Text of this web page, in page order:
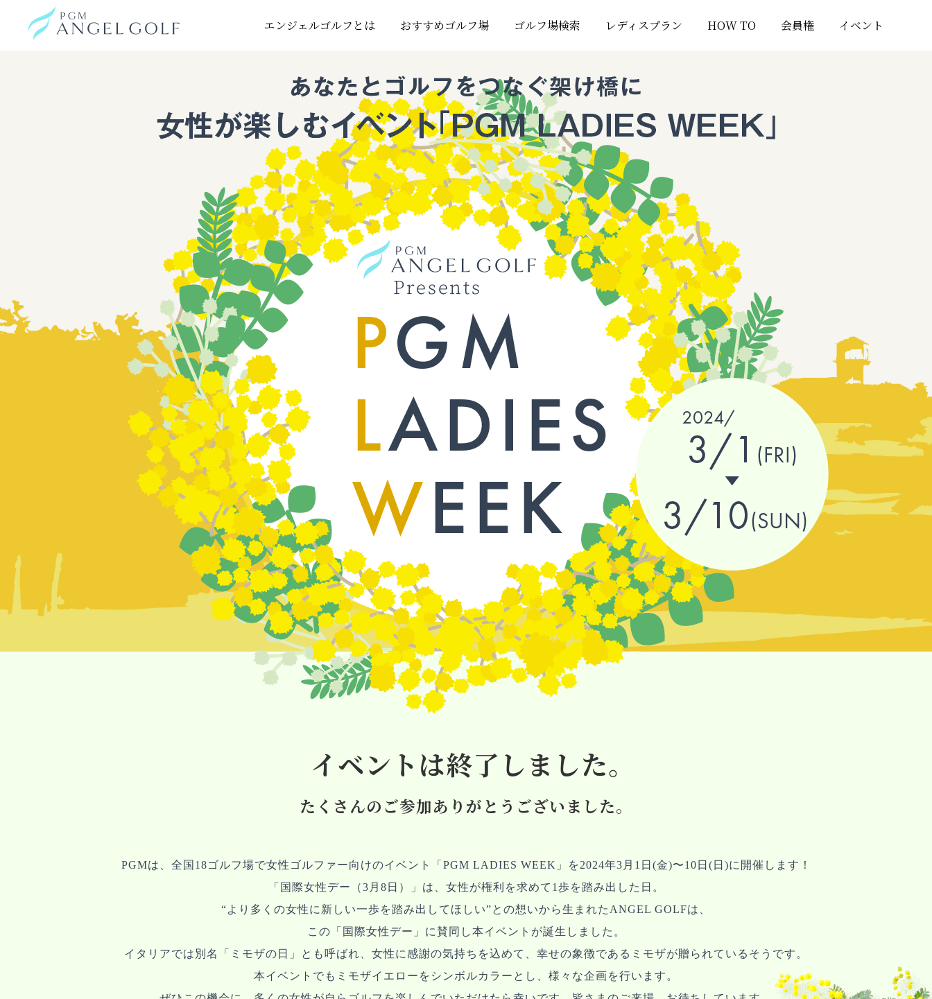
エンジェルゴルフとは おすすめゴルフ場 ゴルフ場検索 レディスプラン HOW TO 会員権 イベント
HOME PGM LADIES WEEK 2024
イベントは終了しました。
たくさんのご参加ありがとうございました。
PGMは、全国18ゴルフ場で⼥性ゴルファー向けのイベント「PGM LADIES WEEK」を2024年3⽉1⽇(金)〜10⽇(⽇)に開催します！
「国際女性デー（3月8日）」は、女性が権利を求めて1歩を踏み出した日。
“より多くの⼥性に新しい⼀歩を踏み出してほしい”との想いから生まれたANGEL GOLFは、
この「国際女性デー」に賛同し本イベントが誕生しました。
イタリアでは別名「ミモザの日」とも呼ばれ、女性に感謝の気持ちを込めて、幸せの象徴であるミモザが贈られているそうです。
本イベントでもミモザイエローをシンボルカラーとし、様々な企画を行います。